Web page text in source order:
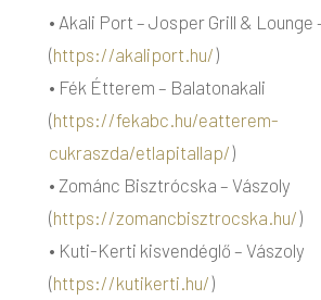
• Akali Port – Josper Grill & Lounge
(https://akaliport.hu/)
• Fék Étterem – Balatonakali
(https://fekabc.hu/eatterem-
cukraszda/etlapitallap/)
• Zománc Bisztrócska – Vászoly
(https://zomancbisztrocska.hu/)
• Kuti-Kerti kisvendéglő – Vászoly
(https://kutikerti.hu/)